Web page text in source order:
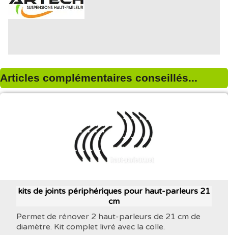
Articles complémentaires conseillés...
kits de joints périphériques pour haut-parleurs 21
cm
Permet de rénover 2 haut-parleurs de 21 cm de
diamètre. Kit complet livré avec la colle.